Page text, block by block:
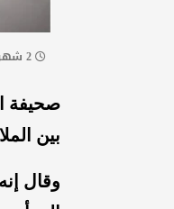
صحيفة
بين